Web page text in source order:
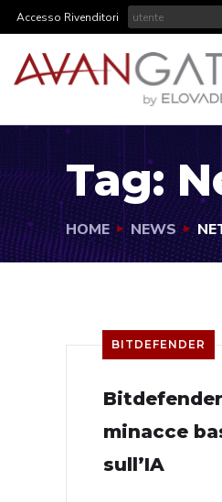
Accesso Rivenditori
Tag:
HOME NEWS
BITDEFENDER
minacce
sull’IA